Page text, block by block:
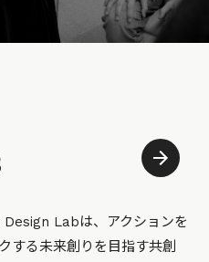
Labは、アクションを
する未来創りを目指す共創